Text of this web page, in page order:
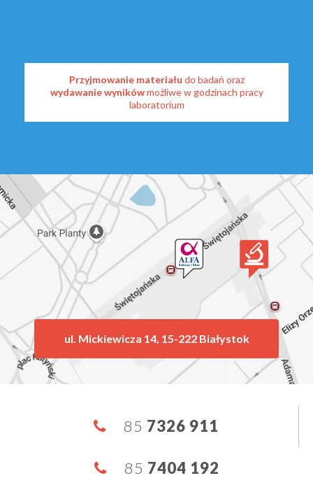
Przyjmowanie materiału do badań oraz
wydawanie wynikówmożliwe w godzinach pracy
laboratorium
ul. Mickiewicza 14, 15-222 Białystok
85 7326 911
85 7404 192